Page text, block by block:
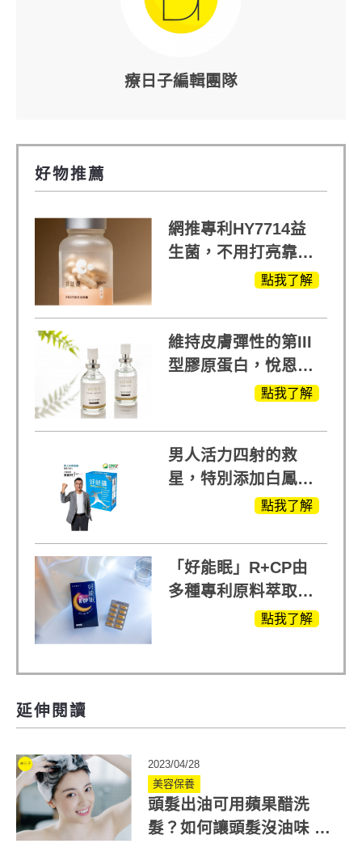
療日子編輯團隊
好物推薦
網推專利HY7714益
生菌，不用打亮靠養
點我了解
維持皮膚彈性的第III
型膠原蛋白，悅恩詩
給予寶寶般的肌膚感
點我了解
男人活力四射的救
星，特別添加白鳳豆
萃取 五色瑪卡點我了解
「好能眠」R+CP由
多種專利原料萃取、
白鳳豆、羅布麻、西
點我了解
延伸閱讀
2023/04/28
美容保養
頭髮出油可用蘋果醋洗
髮？如何讓頭髮沒油味 營